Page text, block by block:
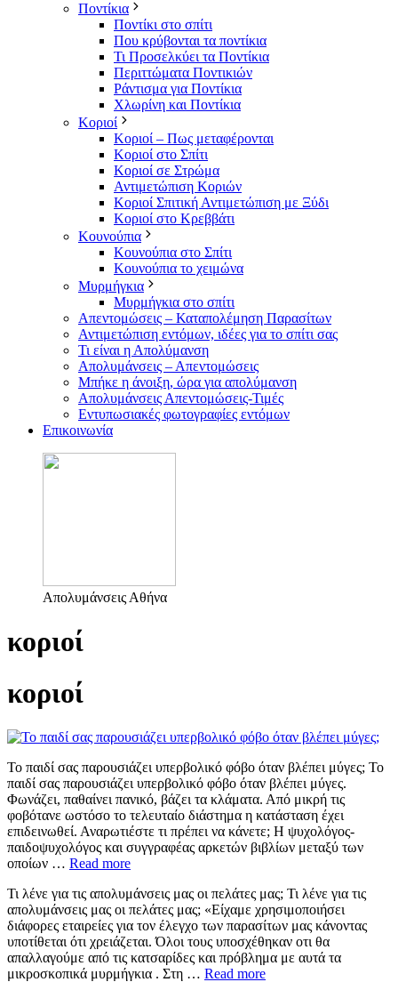
Ποντίκια
Ποντίκι στο σπίτι
Που κρύβονται τα ποντίκια
Τι Προσελκύει τα Ποντίκια
Περιττώματα Ποντικιών
Ράντισμα για Ποντίκια
Χλωρίνη και Ποντίκια
Κοριοί
Κοριοί – Πως μεταφέρονται
Κοριοί στο Σπίτι
Κοριοί σε Στρώμα
Αντιμετώπιση Κοριών
Κοριοί Σπιτική Αντιμετώπιση με Ξύδι
Κοριοί στο Κρεββάτι
Κουνούπια
Κουνούπια στο Σπίτι
Κουνούπια το χειμώνα
Μυρμήγκια
Μυρμήγκια στο σπίτι
Απεντομώσεις – Καταπολέμηση Παρασίτων
Αντιμετώπιση εντόμων, ιδέες για το σπίτι σας
Τι είναι η Απολύμανση
Απολυμάνσεις – Απεντομώσεις
Μπήκε η άνοιξη, ώρα για απολύμανση
Απολυμάνσεις Απεντομώσεις-Τιμές
Εντυπωσιακές φωτογραφίες εντόμων
Επικοινωνία
Απολυμάνσεις Αθήνα
κοριοί
κοριοί
Το παιδί σας παρουσιάζει υπερβολικό φόβο όταν βλέπει μύγες; Το
παιδί σας παρουσιάζει υπερβολικό φόβο όταν βλέπει μύγες.
Φωνάζει, παθαίνει πανικό, βάζει τα κλάματα. Από μικρή τις
φοβότανε ωστόσο το τελευταίο διάστημα η κατάσταση έχει
επιδεινωθεί. Αναρωτιέστε τι πρέπει να κάνετε; Η ψυχολόγος-
παιδοψυχολόγος και συγγραφέας αρκετών βιβλίων μεταξύ των
οποίων … Read more
Τι λένε για τις απολυμάνσεις μας οι πελάτες μας; Τι λένε για τις
απολυμάνσεις μας οι πελάτες μας; «Είχαμε χρησιμοποιήσει
διάφορες εταιρείες για τον έλεγχο των παρασίτων μας κάνοντας
υποτίθεται ότι χρειάζεται. Όλοι τους υποσχέθηκαν οτι θα
απαλλαγούμε από τις κατσαρίδες και πρόβλημα με αυτά τα
μικροσκοπικά μυρμήγκια . Στη … Read more